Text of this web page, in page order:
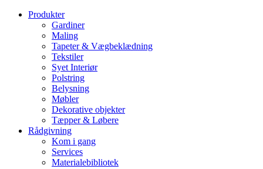
Produkter
Gardiner
Maling
Tapeter & Vægbeklædning
Tekstiler
Syet Interiør
Polstring
Belysning
Møbler
Dekorative objekter
Tæpper & Løbere
Rådgivning
Kom i gang
Services
Materialebibliotek